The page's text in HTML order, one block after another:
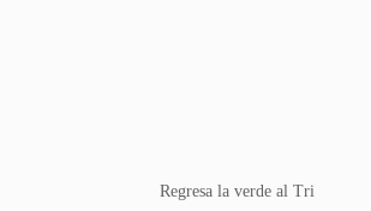
Regresa la verde al Tri